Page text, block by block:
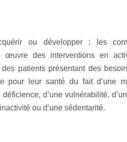
ou développer : les
des interventions en
patients présentant des
pour leur santé du fait d’une
déficience, d’une vulnérabilité,
ou d’une sédentarité.